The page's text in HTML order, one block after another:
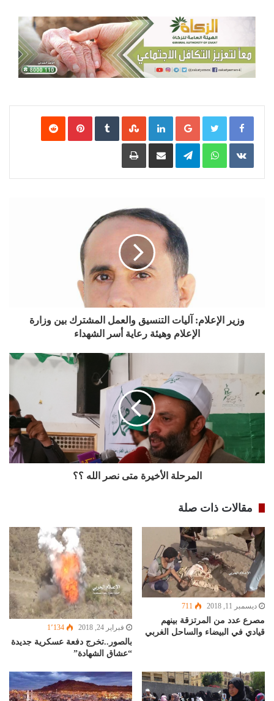
Google+
LinkedIn
‏StumbleUpon
‏VKontakte
WhatsApp
Telegram مشاركة عبر البريد طباعة
وزير الإعلام: آليات التنسيق والعمل المشترك بين وزارة
الإعلام وهيئة رعاية أسر الشهداء
المرحلة الأخيرة متى نصر الله ؟؟
مقالات ذات صلة
ديسمبر 11, 2018 711
مصرع عدد من المرتزقة بينهم
قيادي في البيضاء والساحل الغربي
فبراير 24, 2018 1٬134
بالصور..تخرج دفعة عسكرية جديدة
“عشاق الشهادة”